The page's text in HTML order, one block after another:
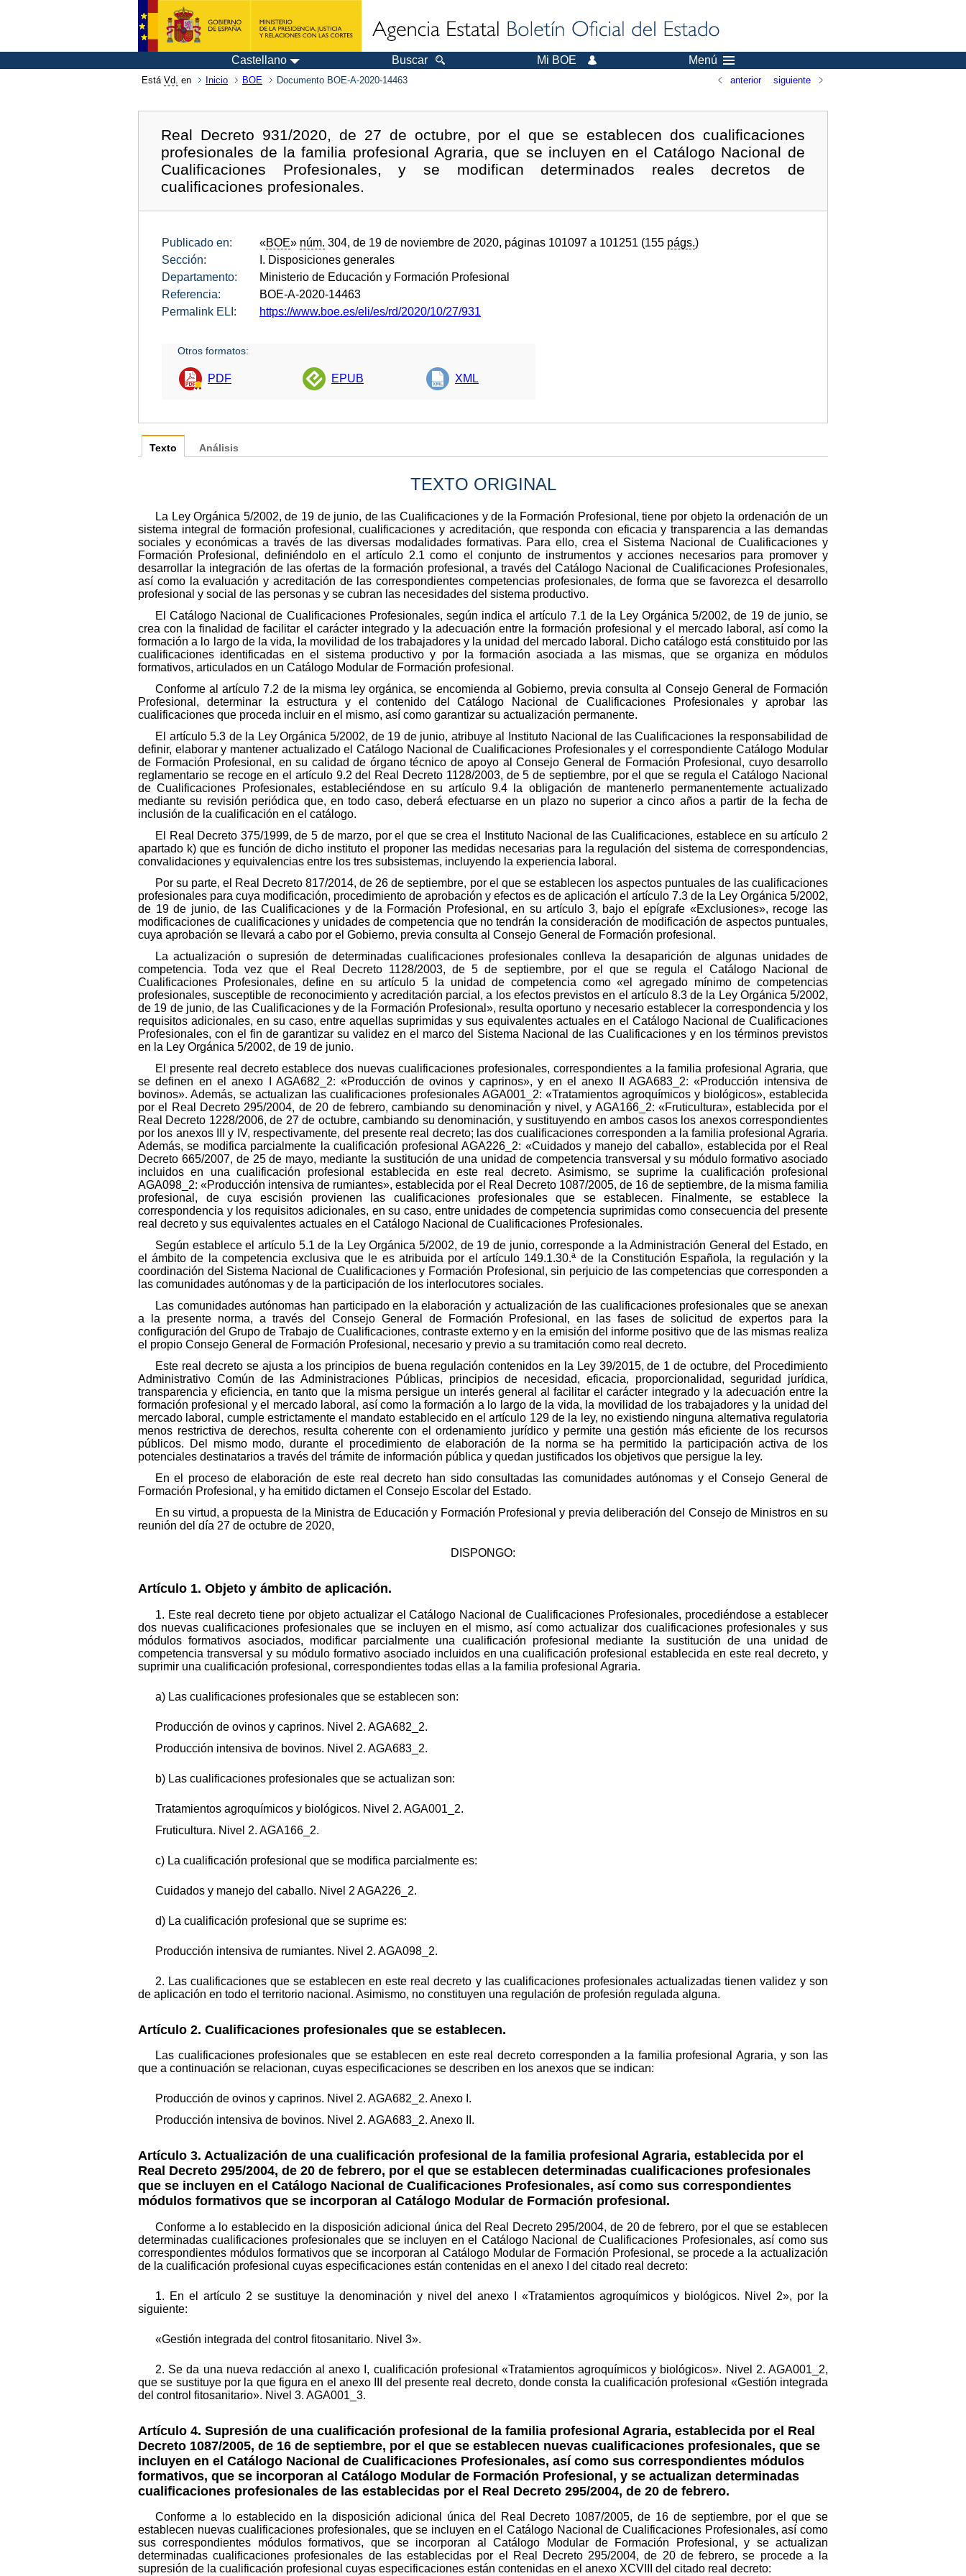
Castellano Buscar Mi BOE Menú
Está Vd. en Inicio BOE Documento BOE-A-2020-14463 anterior siguiente
Real Decreto 931/2020, de 27 de octubre, por el que se establecen dos cualificaciones
profesionales de la familia profesional Agraria, que se incluyen en el Catálogo Nacional de
Cualificaciones Profesionales, y se modifican determinados reales decretos de
cualificaciones profesionales.
Publicado en: «BOE» núm. 304, de 19 de noviembre de 2020, páginas 101097 a 101251 (155 págs.)
Sección:
I. Disposiciones generales
Departamento:
Ministerio de Educación y Formación Profesional
Referencia:
BOE-A-2020-14463
Permalink ELI:
https://www.boe.es/eli/es/rd/2020/10/27/931
Otros formatos:
PDF EPUB XML
Texto
TEXTO ORIGINAL
La Ley Orgánica 5/2002, de 19 de junio, de las Cualificaciones y de la Formación Profesional, tiene por objeto la ordenación de un
sistema integral de formación profesional, cualificaciones y acreditación, que responda con eficacia y transparencia a las demandas
sociales y económicas a través de las diversas modalidades formativas. Para ello, crea el Sistema Nacional de Cualificaciones y
Formación Profesional, definiéndolo en el artículo 2.1 como el conjunto de instrumentos y acciones necesarios para promover y
desarrollar la integración de las ofertas de la formación profesional, a través del Catálogo Nacional de Cualificaciones Profesionales,
así como la evaluación y acreditación de las correspondientes competencias profesionales, de forma que se favorezca el desarrollo
profesional y social de las personas y se cubran las necesidades del sistema productivo.
El Catálogo Nacional de Cualificaciones Profesionales, según indica el artículo 7.1 de la Ley Orgánica 5/2002, de 19 de junio, se
crea con la finalidad de facilitar el carácter integrado y la adecuación entre la formación profesional y el mercado laboral, así como la
formación a lo largo de la vida, la movilidad de los trabajadores y la unidad del mercado laboral. Dicho catálogo está constituido por las
cualificaciones identificadas en el sistema productivo y por la formación asociada a las mismas, que se organiza en módulos
formativos, articulados en un Catálogo Modular de Formación profesional.
Conforme al artículo 7.2 de la misma ley orgánica, se encomienda al Gobierno, previa consulta al Consejo General de Formación
Profesional, determinar la estructura y el contenido del Catálogo Nacional de Cualificaciones Profesionales y aprobar las
cualificaciones que proceda incluir en el mismo, así como garantizar su actualización permanente.
El artículo 5.3 de la Ley Orgánica 5/2002, de 19 de junio, atribuye al Instituto Nacional de las Cualificaciones la responsabilidad de
definir, elaborar y mantener actualizado el Catálogo Nacional de Cualificaciones Profesionales y el correspondiente Catálogo Modular
de Formación Profesional, en su calidad de órgano técnico de apoyo al Consejo General de Formación Profesional, cuyo desarrollo
reglamentario se recoge en el artículo 9.2 del Real Decreto 1128/2003, de 5 de septiembre, por el que se regula el Catálogo Nacional
de Cualificaciones Profesionales, estableciéndose en su artículo 9.4 la obligación de mantenerlo permanentemente actualizado
mediante su revisión periódica que, en todo caso, deberá efectuarse en un plazo no superior a cinco años a partir de la fecha de
inclusión de la cualificación en el catálogo.
El Real Decreto 375/1999, de 5 de marzo, por el que se crea el Instituto Nacional de las Cualificaciones, establece en su artículo 2
apartado k) que es función de dicho instituto el proponer las medidas necesarias para la regulación del sistema de correspondencias,
convalidaciones y equivalencias entre los tres subsistemas, incluyendo la experiencia laboral.
Por su parte, el Real Decreto 817/2014, de 26 de septiembre, por el que se establecen los aspectos puntuales de las cualificaciones
profesionales para cuya modificación, procedimiento de aprobación y efectos es de aplicación el artículo 7.3 de la Ley Orgánica 5/2002,
de 19 de junio, de las Cualificaciones y de la Formación Profesional, en su artículo 3, bajo el epígrafe «Exclusiones», recoge las
modificaciones de cualificaciones y unidades de competencia que no tendrán la consideración de modificación de aspectos puntuales,
cuya aprobación se llevará a cabo por el Gobierno, previa consulta al Consejo General de Formación profesional.
La actualización o supresión de determinadas cualificaciones profesionales conlleva la desaparición de algunas unidades de
competencia. Toda vez que el Real Decreto 1128/2003, de 5 de septiembre, por el que se regula el Catálogo Nacional de
Cualificaciones Profesionales, define en su artículo 5 la unidad de competencia como «el agregado mínimo de competencias
profesionales, susceptible de reconocimiento y acreditación parcial, a los efectos previstos en el artículo 8.3 de la Ley Orgánica 5/2002,
de 19 de junio, de las Cualificaciones y de la Formación Profesional», resulta oportuno y necesario establecer la correspondencia y los
requisitos adicionales, en su caso, entre aquellas suprimidas y sus equivalentes actuales en el Catálogo Nacional de Cualificaciones
Profesionales, con el fin de garantizar su validez en el marco del Sistema Nacional de las Cualificaciones y en los términos previstos
en la Ley Orgánica 5/2002, de 19 de junio.
El presente real decreto establece dos nuevas cualificaciones profesionales, correspondientes a la familia profesional Agraria, que
se definen en el anexo I AGA682_2: «Producción de ovinos y caprinos», y en el anexo II AGA683_2: «Producción intensiva de
bovinos». Además, se actualizan las cualificaciones profesionales AGA001_2: «Tratamientos agroquímicos y biológicos», establecida
por el Real Decreto 295/2004, de 20 de febrero, cambiando su denominación y nivel, y AGA166_2: «Fruticultura», establecida por el
Real Decreto 1228/2006, de 27 de octubre, cambiando su denominación, y sustituyendo en ambos casos los anexos correspondientes
por los anexos III y IV, respectivamente, del presente real decreto; las dos cualificaciones corresponden a la familia profesional Agraria.
Además, se modifica parcialmente la cualificación profesional AGA226_2: «Cuidados y manejo del caballo», establecida por el Real
Decreto 665/2007, de 25 de mayo, mediante la sustitución de una unidad de competencia transversal y su módulo formativo asociado
incluidos en una cualificación profesional establecida en este real decreto. Asimismo, se suprime la cualificación profesional
AGA098_2: «Producción intensiva de rumiantes», establecida por el Real Decreto 1087/2005, de 16 de septiembre, de la misma familia
profesional, de cuya escisión provienen las cualificaciones profesionales que se establecen. Finalmente, se establece la
correspondencia y los requisitos adicionales, en su caso, entre unidades de competencia suprimidas como consecuencia del presente
real decreto y sus equivalentes actuales en el Catálogo Nacional de Cualificaciones Profesionales.
Según establece el artículo 5.1 de la Ley Orgánica 5/2002, de 19 de junio, corresponde a la Administración General del Estado, en
el ámbito de la competencia exclusiva que le es atribuida por el artículo 149.1.30.ª de la Constitución Española, la regulación y la
coordinación del Sistema Nacional de Cualificaciones y Formación Profesional, sin perjuicio de las competencias que corresponden a
las comunidades autónomas y de la participación de los interlocutores sociales.
Las comunidades autónomas han participado en la elaboración y actualización de las cualificaciones profesionales que se anexan
a la presente norma, a través del Consejo General de Formación Profesional, en las fases de solicitud de expertos para la
configuración del Grupo de Trabajo de Cualificaciones, contraste externo y en la emisión del informe positivo que de las mismas realiza
el propio Consejo General de Formación Profesional, necesario y previo a su tramitación como real decreto.
Este real decreto se ajusta a los principios de buena regulación contenidos en la Ley 39/2015, de 1 de octubre, del Procedimiento
Administrativo Común de las Administraciones Públicas, principios de necesidad, eficacia, proporcionalidad, seguridad jurídica,
transparencia y eficiencia, en tanto que la misma persigue un interés general al facilitar el carácter integrado y la adecuación entre la
formación profesional y el mercado laboral, así como la formación a lo largo de la vida, la movilidad de los trabajadores y la unidad del
mercado laboral, cumple estrictamente el mandato establecido en el artículo 129 de la ley, no existiendo ninguna alternativa regulatoria
menos restrictiva de derechos, resulta coherente con el ordenamiento jurídico y permite una gestión más eficiente de los recursos
públicos. Del mismo modo, durante el procedimiento de elaboración de la norma se ha permitido la participación activa de los
potenciales destinatarios a través del trámite de información pública y quedan justificados los objetivos que persigue la ley.
En el proceso de elaboración de este real decreto han sido consultadas las comunidades autónomas y el Consejo General de
Formación Profesional, y ha emitido dictamen el Consejo Escolar del Estado.
En su virtud, a propuesta de la Ministra de Educación y Formación Profesional y previa deliberación del Consejo de Ministros en su
reunión del día 27 de octubre de 2020,
DISPONGO:
Artículo 1. Objeto y ámbito de aplicación.
1. Este real decreto tiene por objeto actualizar el Catálogo Nacional de Cualificaciones Profesionales, procediéndose a establecer
dos nuevas cualificaciones profesionales que se incluyen en el mismo, así como actualizar dos cualificaciones profesionales y sus
módulos formativos asociados, modificar parcialmente una cualificación profesional mediante la sustitución de una unidad de
competencia transversal y su módulo formativo asociado incluidos en una cualificación profesional establecida en este real decreto, y
suprimir una cualificación profesional, correspondientes todas ellas a la familia profesional Agraria.
a) Las cualificaciones profesionales que se establecen son:
Producción de ovinos y caprinos. Nivel 2. AGA682_2.
Producción intensiva de bovinos. Nivel 2. AGA683_2.
b) Las cualificaciones profesionales que se actualizan son:
Tratamientos agroquímicos y biológicos. Nivel 2. AGA001_2.
Fruticultura. Nivel 2. AGA166_2.
c) La cualificación profesional que se modifica parcialmente es:
Cuidados y manejo del caballo. Nivel 2 AGA226_2.
d) La cualificación profesional que se suprime es:
Producción intensiva de rumiantes. Nivel 2. AGA098_2.
2. Las cualificaciones que se establecen en este real decreto y las cualificaciones profesionales actualizadas tienen validez y son
de aplicación en todo el territorio nacional. Asimismo, no constituyen una regulación de profesión regulada alguna.
Artículo 2. Cualificaciones profesionales que se establecen.
Las cualificaciones profesionales que se establecen en este real decreto corresponden a la familia profesional Agraria, y son las
que a continuación se relacionan, cuyas especificaciones se describen en los anexos que se indican:
Producción de ovinos y caprinos. Nivel 2. AGA682_2. Anexo I.
Producción intensiva de bovinos. Nivel 2. AGA683_2. Anexo II.
Artículo 3. Actualización de una cualificación profesional de la familia profesional Agraria, establecida por el
Real Decreto 295/2004, de 20 de febrero, por el que se establecen determinadas cualificaciones profesionales
que se incluyen en el Catálogo Nacional de Cualificaciones Profesionales, así como sus correspondientes
módulos formativos que se incorporan al Catálogo Modular de Formación profesional.
Conforme a lo establecido en la disposición adicional única del Real Decreto 295/2004, de 20 de febrero, por el que se establecen
determinadas cualificaciones profesionales que se incluyen en el Catálogo Nacional de Cualificaciones Profesionales, así como sus
correspondientes módulos formativos que se incorporan al Catálogo Modular de Formación Profesional, se procede a la actualización
de la cualificación profesional cuyas especificaciones están contenidas en el anexo I del citado real decreto:
1. En el artículo 2 se sustituye la denominación y nivel del anexo I «Tratamientos agroquímicos y biológicos. Nivel 2», por la
siguiente:
«Gestión integrada del control fitosanitario. Nivel 3».
2. Se da una nueva redacción al anexo I, cualificación profesional «Tratamientos agroquímicos y biológicos». Nivel 2. AGA001_2,
que se sustituye por la que figura en el anexo III del presente real decreto, donde consta la cualificación profesional «Gestión integrada
del control fitosanitario». Nivel 3. AGA001_3.
Artículo 4. Supresión de una cualificación profesional de la familia profesional Agraria, establecida por el Real
Decreto 1087/2005, de 16 de septiembre, por el que se establecen nuevas cualificaciones profesionales, que se
incluyen en el Catálogo Nacional de Cualificaciones Profesionales, así como sus correspondientes módulos
formativos, que se incorporan al Catálogo Modular de Formación Profesional, y se actualizan determinadas
cualificaciones profesionales de las establecidas por el Real Decreto 295/2004, de 20 de febrero.
Conforme a lo establecido en la disposición adicional única del Real Decreto 1087/2005, de 16 de septiembre, por el que se
establecen nuevas cualificaciones profesionales, que se incluyen en el Catálogo Nacional de Cualificaciones Profesionales, así como
sus correspondientes módulos formativos, que se incorporan al Catálogo Modular de Formación Profesional, y se actualizan
determinadas cualificaciones profesionales de las establecidas por el Real Decreto 295/2004, de 20 de febrero, se procede a la
supresión de la cualificación profesional cuyas especificaciones están contenidas en el anexo XCVIII del citado real decreto:
Análisis